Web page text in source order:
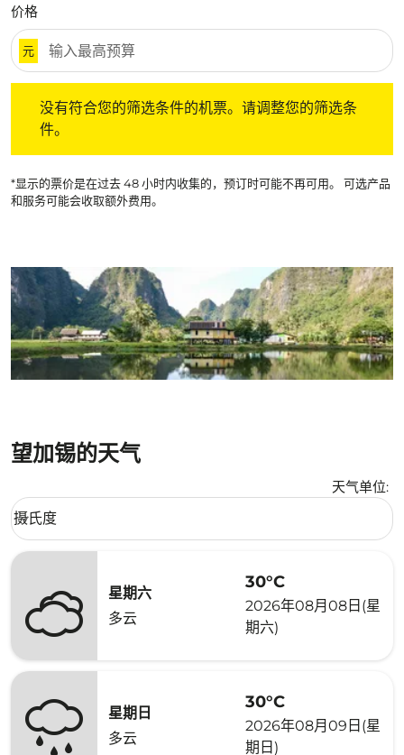
价格
元
没有符合您的筛选条件的机票。请调整您的筛选条
件。
*显示的票价是在过去 48 小时内收集的，预订时可能不再可用。 可选产品
和服务可能会收取额外费用。
望加锡的天气
天气单位:
Weather unit option 摄氏度 Selected
摄氏度
keyboard_arrow_down
星期六
多云
30°C
2026年08月08日(星
期六)
星期日
多云
30°C
2026年08月09日(星
期日)